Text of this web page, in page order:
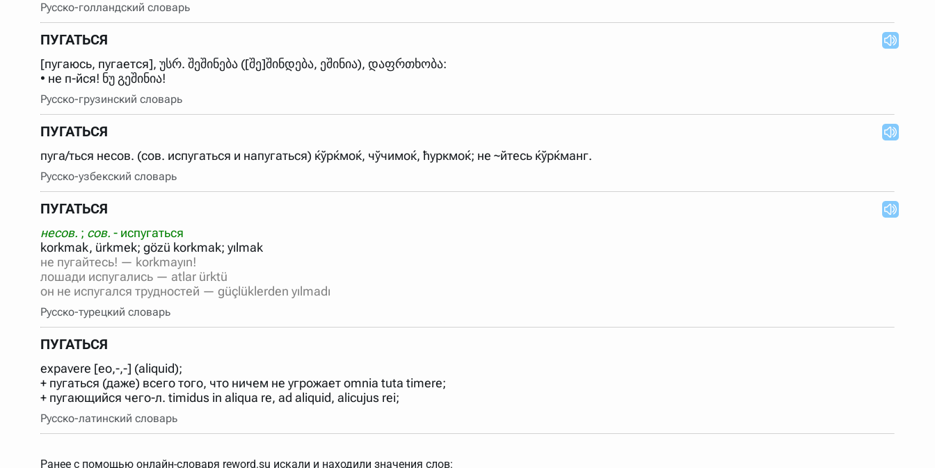
Русско-голландский словарь
ПУГАТЬСЯ
[пугаюсь, пугается], უსრ. შეშინება ([შე]შინდება, ეშინია), დაფრთხობა:
• не п-йся! ნუ გეშინია!
Русско-грузинский словарь
ПУГАТЬСЯ
пуга/ться несов. (сов. испугаться и напугаться) ќўрќмоќ, чўчимоќ, ћуркмоќ; не ~йтесь ќўрќманг.
Русско-узбекский словарь
ПУГАТЬСЯ
несов. ; сов. - испугаться
не пугайтесь! — korkmayın!
лошади испугались — atlar ürktü
он не испугался трудностей — güçlüklerden yılmadı
Русско-турецкий словарь
ПУГАТЬСЯ
expavere [eo,-,-] (aliquid);
+ пугаться (даже) всего того, что ничем не угрожает omnia tuta timere;
+ пугающийся чего-л. timidus in aliqua re, ad aliquid, alicujus rei;
Русско-латинский словарь
Ранее с помощью онлайн-словаря reword.su искали и находили значения слов: